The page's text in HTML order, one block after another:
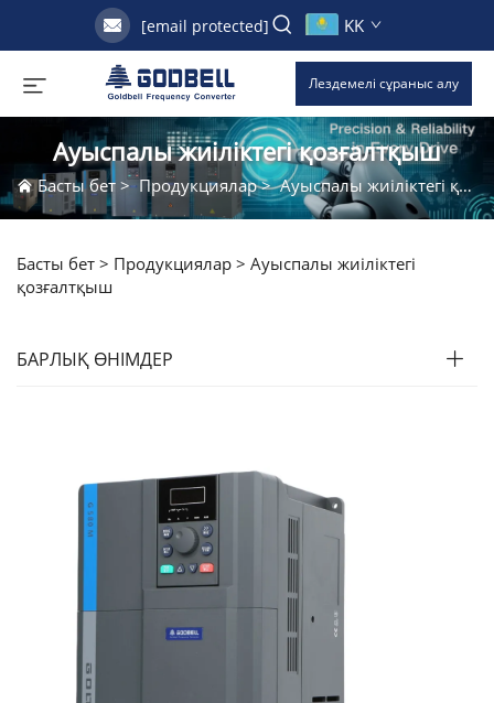
[email protected] KK
Лездемелі сұраныс алу
Ауыспалы жиіліктегі қозғалтқыш
Басты бет >Продукциялар>Ауыспалы жиіліктегі қозғалтқыш
Басты бет > Продукциялар > Ауыспалы жиіліктегі
қозғалтқыш
БАРЛЫҚ ӨНІМДЕР